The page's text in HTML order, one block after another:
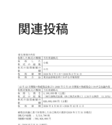
関連投稿